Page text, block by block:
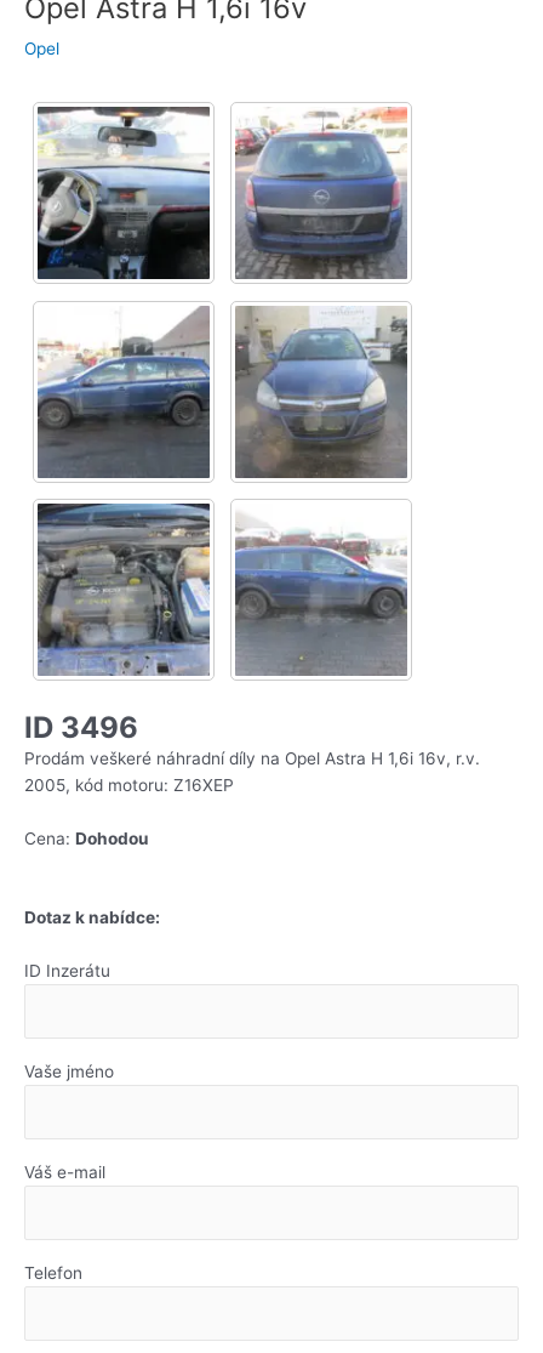
Opel Astra H 1,6i 16v
Opel
ID 3496
Prodám veškeré náhradní díly na Opel Astra H 1,6i 16v, r.v.
2005, kód motoru: Z16XEP
Cena: Dohodou
Dotaz k nabídce:
ID Inzerátu
Vaše jméno
Váš e-mail
Telefon